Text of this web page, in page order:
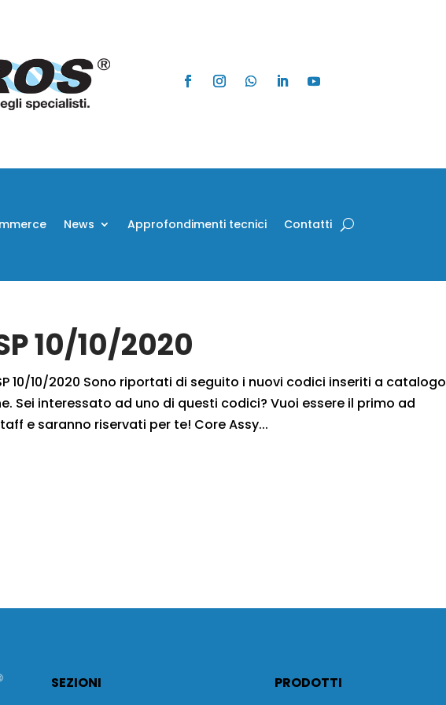
News Approfondimenti tecnici Contatti
10/10/2020
10/10/2020 Sono riportati di seguito i nuovi codici inseriti a catalogo
Sei interessato ad uno di questi codici? Vuoi essere il primo ad
e saranno riservati per te! Core Assy...
SEZIONI
PRODOTTI